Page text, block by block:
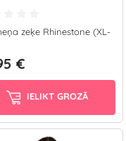
zeķe Rhinestone (XL-
€
IELIKT GROZĀ